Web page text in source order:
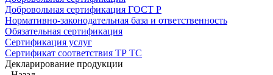
Добровольная сертификация ГОСТ Р
Нормативно-законодательная база и ответственность
Обязательная сертификация
Сертификация услуг
Сертификат соответствия ТР ТС
Декларирование продукции